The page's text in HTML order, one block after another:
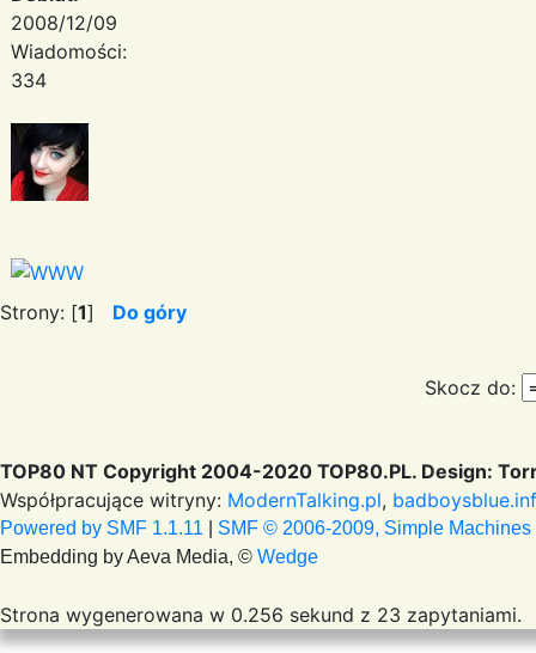
2008/12/09
Wiadomości:
334
Strony: [1] Do góry
Skocz do:
TOP80 NT Copyright 2004-2020 TOP80.PL. Design:
Współpracujące witryny: ModernTalking.pl,
Powered by SMF 1.1.11
SMF © 2006-2009, Simple Machines
Embedding by Aeva Media, © Wedge
Strona wygenerowana w 0.256 sekund z 23 zapytaniami.